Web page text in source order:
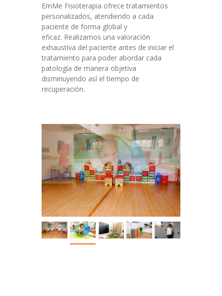
EmMe Fisioterapia ofrece tratamientos
personalizados, atendiendo a cada
paciente de forma global y
eficaz. Realizamos una valoración
exhaustiva del paciente antes de iniciar el
tratamiento para poder abordar cada
patología de manera objetiva
disminuyendo así el tiempo de
recuperación.